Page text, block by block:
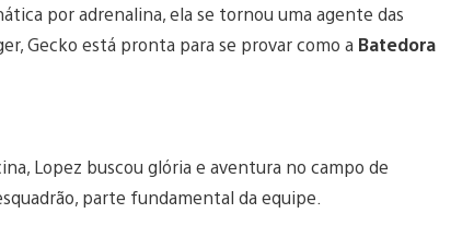
por adrenalina, ela se tornou uma agente das
Gecko está pronta para se provar como a Batedora
Lopez buscou glória e aventura no campo de
parte fundamental da equipe.